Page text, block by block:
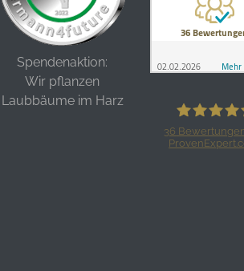
Spendenaktion:
Wir pflanzen
Laubbäume im Harz
36